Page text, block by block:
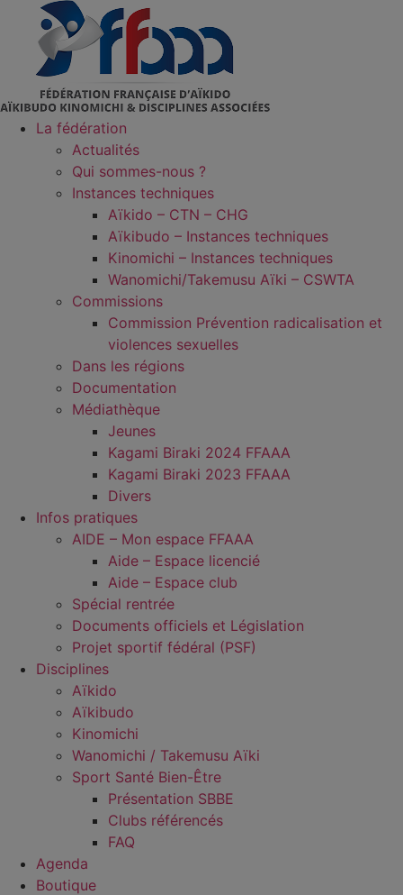
contenu
La fédération
Actualités
Qui sommes-nous ?
Instances techniques
Aïkido – CTN – CHG
Aïkibudo – Instances techniques
Kinomichi – Instances techniques
Wanomichi/Takemusu Aïki – CSWTA
Commissions
Commission Prévention radicalisation et
violences sexuelles
Dans les régions
Documentation
Médiathèque
Jeunes
Kagami Biraki 2024 FFAAA
Kagami Biraki 2023 FFAAA
Divers
Infos pratiques
AIDE – Mon espace FFAAA
Aide – Espace licencié
Aide – Espace club
Spécial rentrée
Documents officiels et Législation
Projet sportif fédéral (PSF)
Disciplines
Aïkido
Aïkibudo
Kinomichi
Wanomichi / Takemusu Aïki
Sport Santé Bien-Être
Présentation SBBE
Clubs référencés
FAQ
Agenda
Boutique